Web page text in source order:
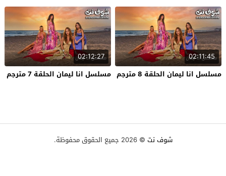
02:11:45
مسلسل انا ليمان الحلقة 8 مترجم
02:12:27
مسلسل انا ليمان الحلقة 7 مترجم
شوف نت © 2026 جميع الحقوق محفوظة.